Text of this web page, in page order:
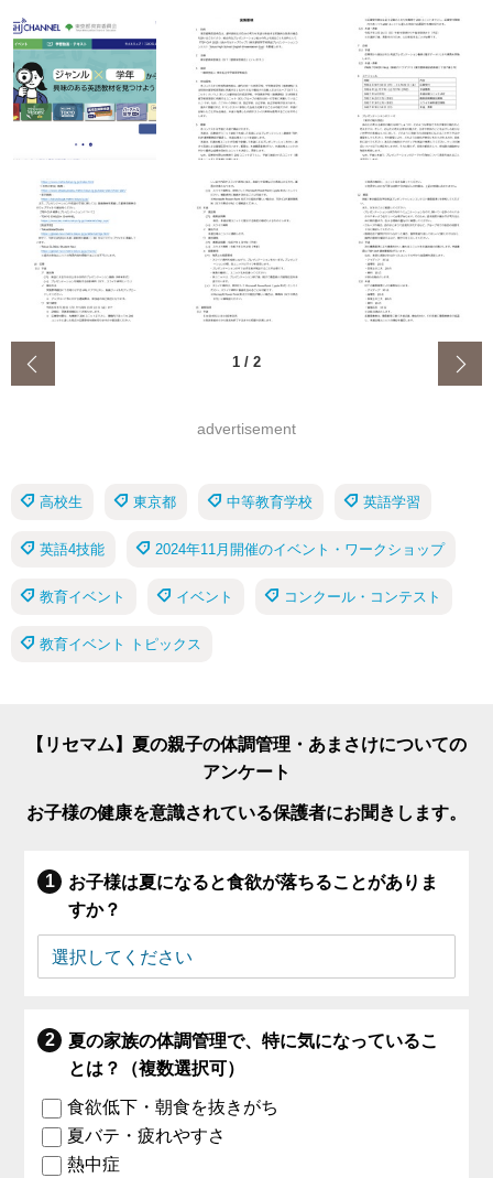
1 / 2
advertisement
高校生 東京都 中等教育学校 英語学習
英語4技能 2024年11月開催のイベント・ワークショップ
教育イベント イベント コンクール・コンテスト
教育イベント トピックス
【リセマム】夏の親子の体調管理・あまさけについての
アンケート
お子様の健康を意識されている保護者にお聞きします。
お子様は夏になると食欲が落ちることがありま
すか？
夏の家族の体調管理で、特に気になっているこ
とは？（複数選択可）
食欲低下・朝食を抜きがち
夏バテ・疲れやすさ
熱中症